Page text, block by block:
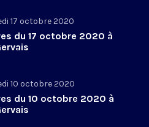
17 octobre 2020
du 17 octobre 2020 à
10 octobre 2020
du 10 octobre 2020 à